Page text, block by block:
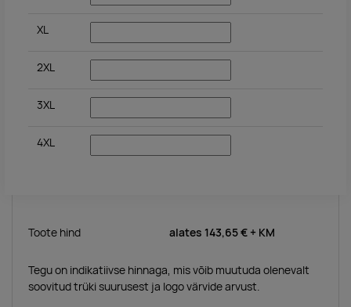
XL
2XL
3XL
4XL
Toote hind alates 143,65 € + KM
Tegu on indikatiivse hinnaga, mis võib muutuda olenevalt
soovitud trüki suurusest ja logo värvide arvust.